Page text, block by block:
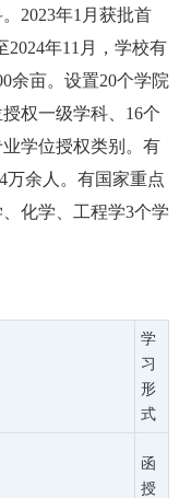
2023年1月获批首
2024年11月，学校有
余亩。设置20个学院
权一级学科、16个
学位授权类别。有
万余人。有国家重点
化学、工程学3个学
学
习
形
式
函
授